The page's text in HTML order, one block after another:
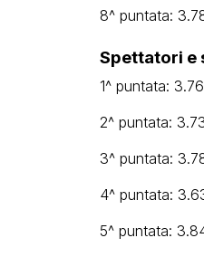
8^ puntata:
Spettatori e
1^ puntata:
2^ puntata:
3^ puntata:
4^ puntata:
5^ puntata: